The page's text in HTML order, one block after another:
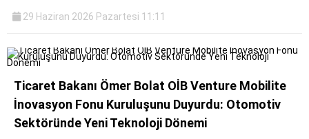
29 Haziran 2026 Pazartesi 11:11
Ticaret Bakanı Ömer Bolat OİB Venture Mobilite
İnovasyon Fonu Kuruluşunu Duyurdu: Otomotiv
Sektöründe Yeni Teknoloji Dönemi